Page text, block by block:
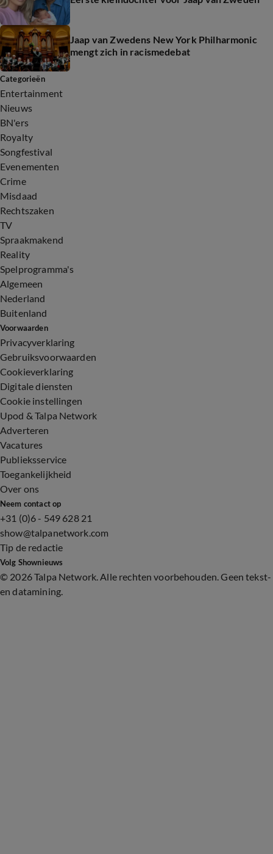
Jaap van Zwedens New York Philharmonic
mengt zich in racismedebat
Categorieën
Entertainment
Nieuws
BN'ers
Royalty
Songfestival
Evenementen
Crime
Misdaad
Rechtszaken
TV
Spraakmakend
Reality
Spelprogramma's
Algemeen
Nederland
Buitenland
Voorwaarden
Privacyverklaring
Gebruiksvoorwaarden
Cookieverklaring
Digitale diensten
Cookie instellingen
Upod & Talpa Network
Adverteren
Vacatures
Publieksservice
Toegankelijkheid
Over ons
Neem contact op
+31 (0)6 - 549 628 21
show@talpanetwork.com
Tip de redactie
Volg Shownieuws
© 2026 Talpa Network. Alle rechten voorbehouden. Geen tekst-
en datamining.